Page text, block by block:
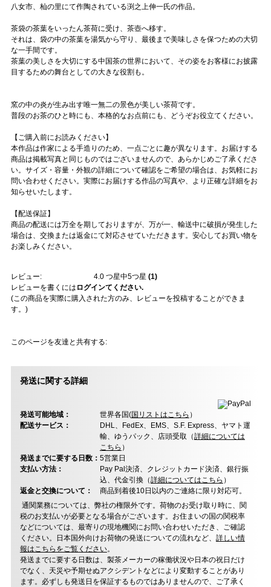
八女市、杣の里にて作陶されている渕之上伸一氏の作品。
茶袋の茶葉をいったん茶荷に受け、茶壺へ移す。
それは、袋の中の茶葉を湯気から守り、最後まで美味しさを保つための大切
な一手間です。
茶葉の美しさを大切にする中国茶の世界において、その姿をお客様にお披露
目するための舞台としての大きな役割も。
窯の中の炎が生み出す唯一無二の景色が美しい茶荷です。
普段のお茶のひと時にも、本格的なお点前にも、どうぞお役立てください。
【ご購入前にお読みください】
本作品は作家による手造りのため、一点ごとに趣が異なります。お届けする
商品は掲載写真と同じものではございませんので、あらかじめご了承くださ
い。サイズ・容量・外観の詳細について確認をご希望の場合は、お気軽にお
問い合わせください。実際にお届けする作品の写真や、より正確な詳細をお
知らせいたします。
【配送保証】
商品の配送には万全を期しておりますが、万が一、輸送中に破損が発生した
場合は、交換または返金にて対応させていただきます。安心してお買い物を
お楽しみください。
レビュー: 4.0つ星中5つ星 (1)
レビューを書くには ログインてください.
(この商品を実際に購入された方のみ、レビューを投稿することができま
す。)
このページを友達と共有する:
発送に関する詳細
発送可能地域： 世界各国(国リストはこちら ）
配送サービス：
DHL、FedEx、EMS、S.F. Express、ヤマト運
輸、ゆうパック、店頭受取（詳細については
こちら ）
発送までに要する日数： 5営業日
支払い方法：
Pay Pal決済、クレジットカード決済、銀行振
込、代金引換（詳細についてはこちら ）
返金と交換について：
商品到着後10日以内のご連絡に限り対応可。
通関業務については、弊社の権限外です。荷物のお受け取り時に、関
税のお支払いが必要となる場合がございます。お住まいの国の関税率
などについては、最寄りの現地機関にお問い合わせいただき、ご確認
ください。日本国外向けお荷物の発送についての流れなど、 詳しい情
報はこちらをご覧ください。
発送までに要する日数は、製茶メーカーの稼働状況や日本の祝日だけ
でなく、天災や予期せぬアクシデントなどにより変動することがあり
ます。必ずしも発送日を保証するものではありませんので、ご了承く